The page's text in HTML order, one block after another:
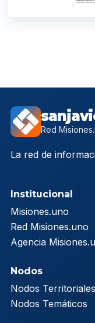
Red
La red de
Institucional
Misiones.uno
Red Misiones.uno
Agencia
Nodos
Nodos Territoriales
Nodos Temáticos